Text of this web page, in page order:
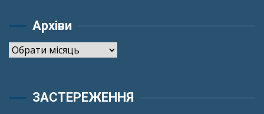
Архіви
Архіви
ЗАСТЕРЕЖЕННЯ